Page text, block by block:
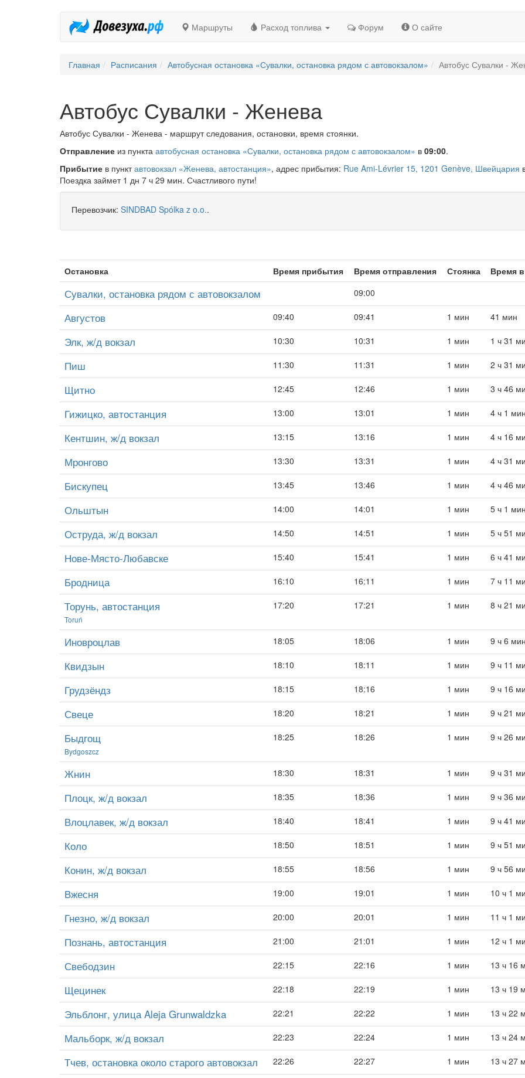
Маршруты Расход топлива Форум О сайте
Главная Расписания Автобусная остановка «Сувалки, остановка рядом с автовокзалом» Автобус Сувалки -
Автобус Сувалки - Женева
Автобус Сувалки - Женева - маршрут следования, остановки, время стоянки.
Отправление из пункта автобусная остановка «Сувалки, остановка рядом с автовокзалом» в 09:00.
Прибытие в пунктавтовокзал «Женева, автостанция», адрес прибытия: Rue Ami-Lévrier 15, 1201 Genève, Швейцария
Поездка займет 1 дн 7 ч 29 мин. Счастливого пути!
Перевозчик: SINDBAD Spólka z o.o..
Остановка Время прибытия Время отправления Стоянка Время
Сувалки, остановка рядом с автовокзалом 09:00
Августов 09:40 09:41 1 мин 41 мин
Элк, ж/д вокзал 10:30 10:31 1 мин 1 ч 31
Пиш 11:30 11:31 1 мин 2 ч 31
Щитно 12:45 12:46 1 мин 3 ч 46
Гижицко, автостанция 13:00 13:01 1 мин 4 ч 1 мин
Кентшин, ж/д вокзал 13:15 13:16 1 мин 4 ч 16
Мронгово 13:30 13:31 1 мин 4 ч 31
Бискупец 13:45 13:46 1 мин 4 ч 46
Ольштын 14:00 14:01 1 мин 5 ч 1 мин
Оструда, ж/д вокзал 14:50 14:51 1 мин 5 ч 51
Нове-Място-Любавске 15:40 15:41 1 мин 6 ч 41
Бродница 16:10 16:11 1 мин 7 ч 11
Торунь, автостанция
Toruń
17:20 17:21 1 мин 8 ч 21
Иновроцлав 18:05 18:06 1 мин 9 ч 6 мин
Квидзын 18:10 18:11 1 мин 9 ч 11
Грудзёндз 18:15 18:16 1 мин 9 ч 16
Свеце 18:20 18:21 1 мин 9 ч 21
Быдгощ
Bydgoszcz
18:25 18:26 1 мин 9 ч 26
Жнин 18:30 18:31 1 мин 9 ч 31
Плоцк, ж/д вокзал 18:35 18:36 1 мин 9 ч 36
Влоцлавек, ж/д вокзал 18:40 18:41 1 мин 9 ч 41
Коло 18:50 18:51 1 мин 9 ч 51
Конин, ж/д вокзал 18:55 18:56 1 мин 9 ч 56
Вжесня 19:00 19:01 1 мин 10 ч 1
Гнезно, ж/д вокзал 20:00 20:01 1 мин 11 ч 1
Познань, автостанция 21:00 21:01 1 мин 12 ч 1
Свебодзин 22:15 22:16 1 мин 13 ч 16
Щецинек 22:18 22:19 1 мин 13 ч 19
Эльблонг, улица Aleja Grunwaldzka 22:21 22:22 1 мин 13 ч 22
Мальборк, ж/д вокзал 22:23 22:24 1 мин 13 ч 24
Тчев, остановка около старого автовокзал 22:26 22:27 1 мин 13 ч 27